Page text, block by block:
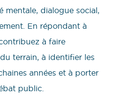
mentale, dialogue social,
En répondant à
à faire
terrain, à identifier les
années et à porter
public.